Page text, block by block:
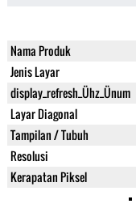
Nama Produk
Jenis Layar
display_refresh_Ühz_Ünum
Layar Diagonal
Tampilan / Tubuh
Resolusi
Kerapatan Piksel